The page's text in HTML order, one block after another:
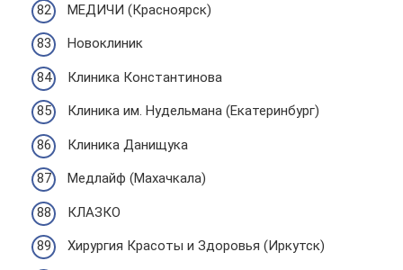
МЕДИЧИ (Красноярск)
Новоклиник
Клиника Константинова
Клиника им. Нудельмана (Екатеринбург)
Клиника Данищука
Медлайф (Махачкала)
КЛАЗКО
Хирургия Красоты и Здоровья (Иркутск)